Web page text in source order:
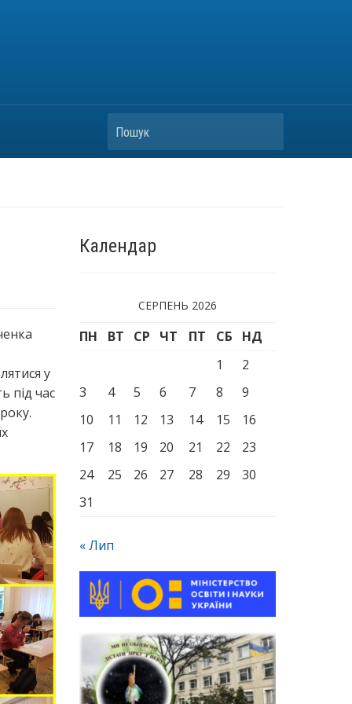
Пошук
у
під час
Календар
СЕРПЕНЬ 2026
ПН ВТ СР ЧТ ПТ СБ
НД
1
2
3
4 5 6 7 8
9
10
11 12 13 14 15
16
17
18 19 20 21 22
23
24
25 26 27 28 29
30
31
« Лип